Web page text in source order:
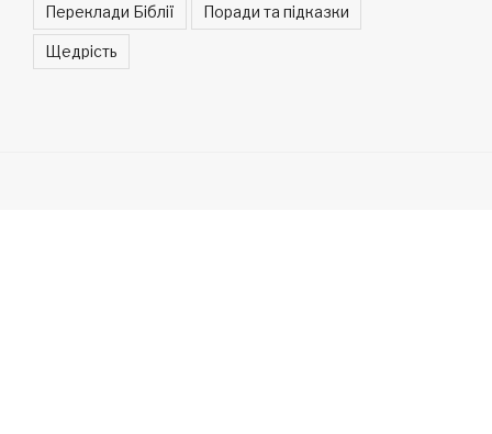
Переклади Біблії Поради та підказки
Щедрість